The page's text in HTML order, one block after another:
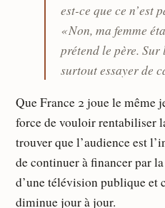
est-ce que ce n’est
« Non, ma femme
prétend le père.
surtout essayer de
Que France 2 joue le même
force de vouloir rentabiliser
trouver que l’audience est
de continuer à financer par
d’une télévision publique et
diminue jour à jour.